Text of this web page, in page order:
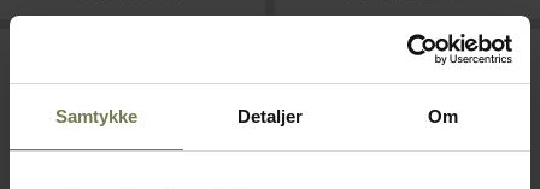
Samtykke Detaljer Om